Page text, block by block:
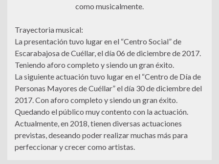
como musicalmente.
Trayectoria musical:
La presentación tuvo lugar en el “Centro Social” de
Escarabajosa de Cuéllar, el día 06 de diciembre de 2017.
Teniendo aforo completo y siendo un gran éxito.
La siguiente actuación tuvo lugar en el “Centro de Día de
Personas Mayores de Cuéllar” el día 30 de diciembre del
2017. Con aforo completo y siendo un gran éxito.
Quedando el público muy contento con la actuación.
Actualmente, en 2018, tienen diversas actuaciones
previstas, deseando poder realizar muchas más para
perfeccionar y crecer como artistas.